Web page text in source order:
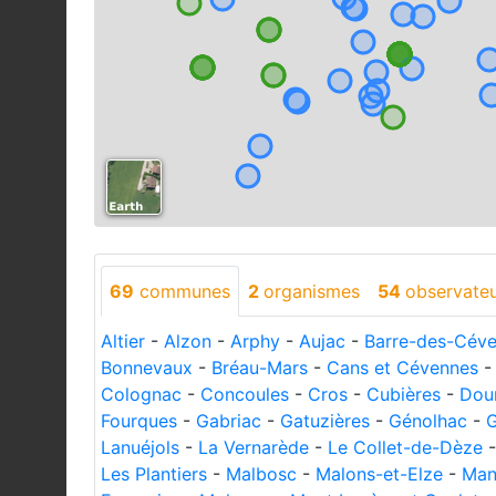
69 communes 2 organismes 54
Altier - Alzon - Arphy - Aujac - Barre-des-
Bonnevaux - Bréau-Mars - Cans et Cévennes -
Colognac - Concoules - Cros - Cubières -
Fourques - Gabriac - Gatuzières - Génolhac -
Lanuéjols - La Vernarède - Le Collet-de-Dèze
Les Plantiers - Malbosc - Malons-et-Elze -